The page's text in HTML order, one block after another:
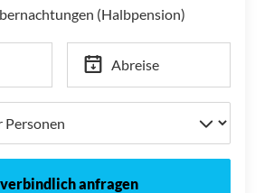
(Halbpension)
Abreise
anfragen